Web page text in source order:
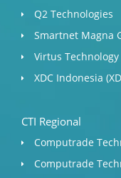
Q2 Technologies
Smartnet Magna
Virtus
XDC Indonesia
CTI Regional
Computrade
Computrade